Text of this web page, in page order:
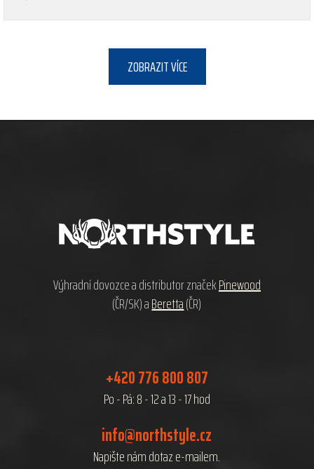
ZOBRAZIT VÍCE
Výhradní dovozce a distributor značekPinewood
(ČR/SK) aBeretta(ČR)
+420 776 800 807
Po - Pá: 8 - 12 a 13 - 17 hod
info@northstyle.cz
Napište nám dotaz e-mailem.